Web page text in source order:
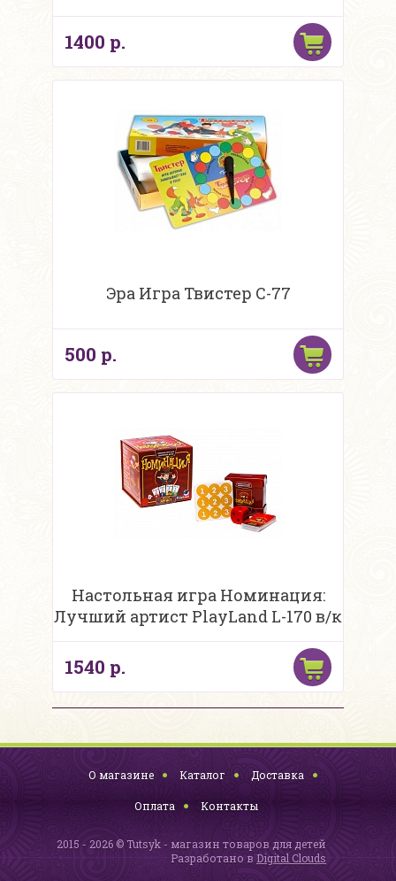
1400 р.
Эра Игра Твистер С-77
500 р.
Настольная игра Номинация:
Лучший артист PlayLand L-170 в/к
1540 р.
О магазине Каталог Доставка
Оплата Контакты
2015 - 2026 © Tutsyk - магазин товаров для детей
Разработано в Digital Clouds